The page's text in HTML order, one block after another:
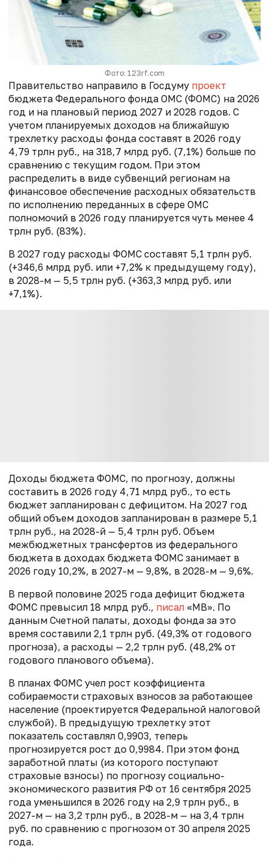
Фото: 123rf.com
Правительство направило в Госдуму проект
бюджета Федерального фонда ОМС (ФОМС) на 2026
год и на плановый период 2027 и 2028 годов. С
учетом планируемых доходов на ближайшую
трехлетку расходы фонда составят в 2026 году
4,79 трлн руб., на 318,7 млрд руб. (7,1%) больше по
сравнению с текущим годом. При этом
распределить в виде субвенций регионам на
финансовое обеспечение расходных обязательств
по исполнению переданных в сфере ОМС
полномочий в 2026 году планируется чуть менее 4
трлн руб. (83%).
В 2027 году расходы ФОМС составят 5,1 трлн руб.
(+346,6 млрд руб. или +7,2% к предыдущему году),
в 2028-м — 5,5 трлн руб. (+363,3 млрд руб. или
+7,1%).
Доходы бюджета ФОМС, по прогнозу, должны
составить в 2026 году 4,71 млрд руб., то есть
бюджет запланирован с дефицитом. На 2027 год
общий объем доходов запланирован в размере 5,1
трлн руб., на 2028-й — 5,4 трлн руб. Объем
межбюджетных трансфертов из федерального
бюджета в доходах бюджета ФОМС занимает в
2026 году 10,2%, в 2027-м — 9,8%, в 2028-м — 9,6%.
В первой половине 2025 года дефицит бюджета
ФОМС превысил 18 млрд руб., писал «МВ». По
данным Счетной палаты, доходы фонда за это
время составили 2,1 трлн руб. (49,3% от годового
прогноза), а расходы — 2,2 трлн руб. (48,2% от
годового планового объема).
В планах ФОМС учел рост коэффициента
собираемости страховых взносов за работающее
население (проектируется Федеральной налоговой
службой). В предыдущую трехлетку этот
показатель составлял 0,9903, теперь
прогнозируется рост до 0,9984. При этом фонд
заработной платы (из которого поступают
страховые взносы) по прогнозу социально-
экономического развития РФ от 16 сентября 2025
года уменьшился в 2026 году на 2,9 трлн руб., в
2027-м — на 3,2 трлн руб., в 2028-м — на 3,4 трлн
руб. по сравнению с прогнозом от 30 апреля 2025
года.